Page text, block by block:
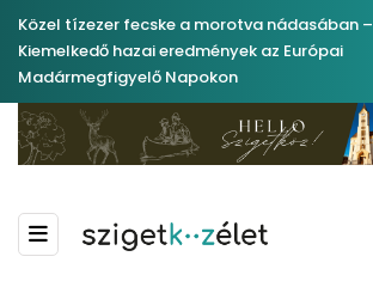
Közel tízezer fecske a morotva nádasában –
Kiemelkedő hazai eredmények az Európai
Madármegfigyelő Napokon